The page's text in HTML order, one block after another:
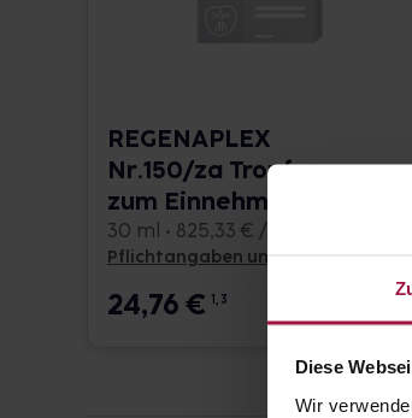
Diese
Wir
REGENAPLEX
Nr.150/za Tropfen
zum Einnehmen
30 ml • 825,33 € / l
Pflichtangaben und Details
24,76€ 1, 3